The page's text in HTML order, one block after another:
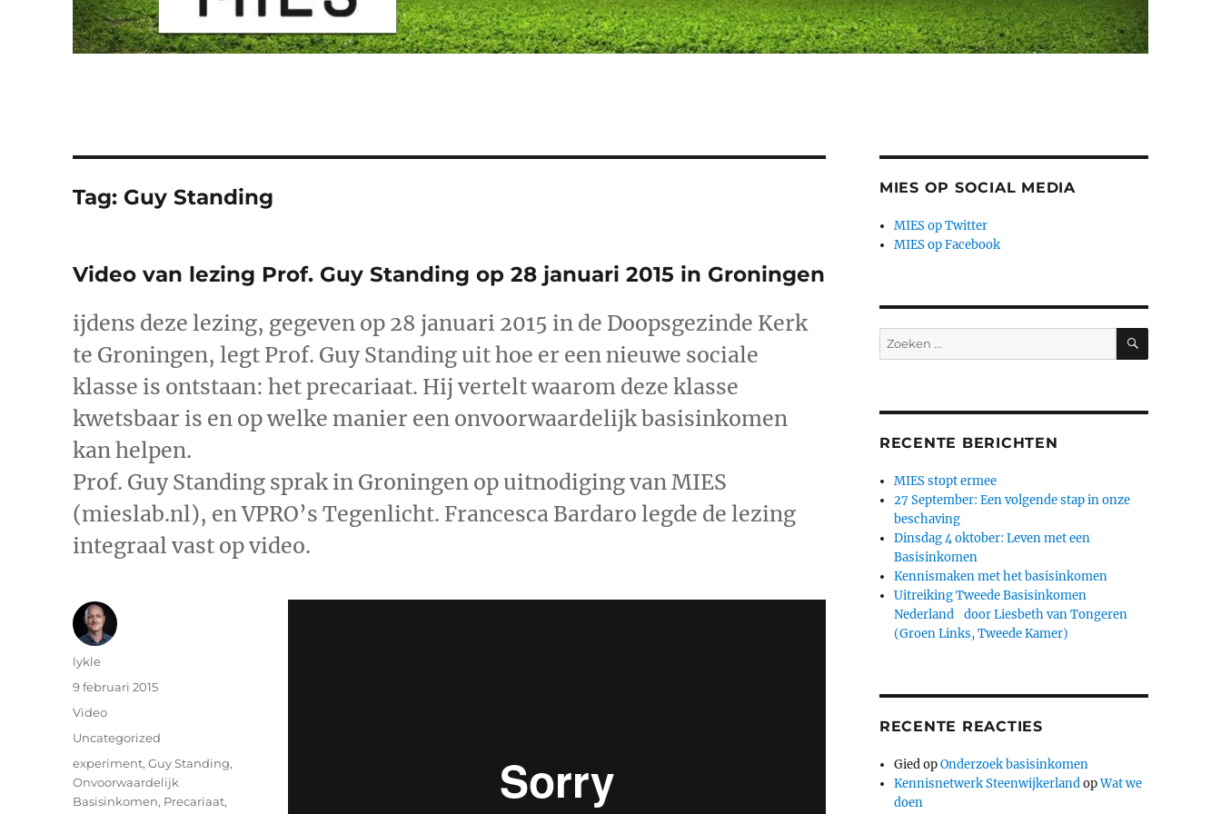
Tag: Guy Standing
Video van lezing Prof. Guy Standing op 28 januari 2015 in Groningen
ijdens deze lezing, gegeven op 28 januari 2015 in de Doopsgezinde Kerk
te Groningen, legt Prof. Guy Standing uit hoe er een nieuwe sociale
klasse is ontstaan: het precariaat. Hij vertelt waarom deze klasse
kwetsbaar is en op welke manier een onvoorwaardelijk basisinkomen
kan helpen.
Prof. Guy Standing sprak in Groningen op uitnodiging van MIES
(mieslab.nl), en VPRO’s Tegenlicht. Francesca Bardaro legde de lezing
integraal vast op video.
Auteur
lykle
Geplaatst
op
9 februari 2015
Format
Video
Categorieën
Uncategorized
Tags
experiment,Guy Standing,
Onvoorwaardelijk
Basisinkomen, Precariaat,
MIES OP SOCIAL MEDIA
MIES op Twitter
MIES op Facebook
Zoeken
naar:
ZOEKEN
RECENTE BERICHTEN
MIES stopt ermee
27 September: Een volgende stap in onze
beschaving
Dinsdag 4 oktober: Leven met een
Basisinkomen
Kennismaken met het basisinkomen
Uitreiking Tweede Basisinkomen
Nederland door Liesbeth van Tongeren
(Groen Links, Tweede Kamer)
RECENTE REACTIES
GiedopOnderzoek basisinkomen
Kennisnetwerk SteenwijkerlandopWat we
doen